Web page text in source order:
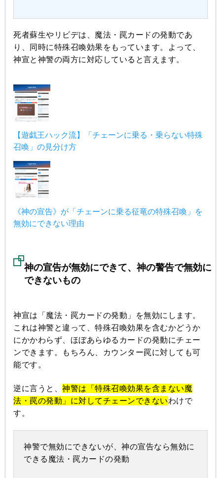
死者蘇生やリビデは、魔法・罠カードの発動であ
り、同時に特殊召喚効果をもっています。よって、
神宣と神警の両方に対応していると言えます。
【遊戯王ハック流】「チェーンに乗る・乗らない特殊
召喚」の見分け方
《神の宣告》が「チェーンに乗る征竜の特殊召喚」を
無効にできない理由
神の宣告が無効にできて、神の警告で無効に
できないもの
神宣は「魔法・罠カードの発動」を無効にします。
これは神警と違って、特殊召喚効果を含むかどうか
にかかわらず、ほぼあらゆるカードの発動にチェー
ンできます。もちろん、カウンター罠に対しても可
能です。
逆に言うと、 神警は「特殊召喚効果を含まない魔
法・罠の発動」に対してチェーンできないわけで
す。
神警で無効にできないが、神の宣告なら無効に
できる魔法・罠カードの発動